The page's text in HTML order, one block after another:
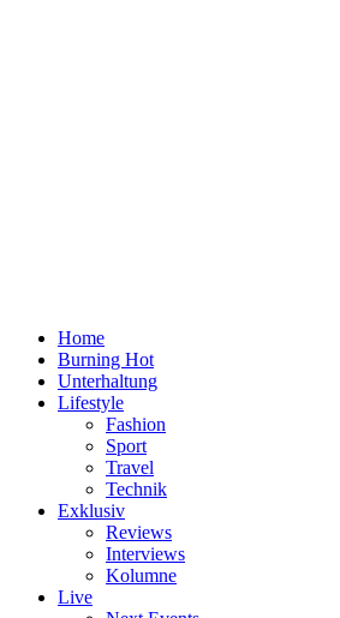
Home
Burning Hot
Unterhaltung
Lifestyle
Fashion
Sport
Travel
Technik
Exklusiv
Reviews
Interviews
Kolumne
Live